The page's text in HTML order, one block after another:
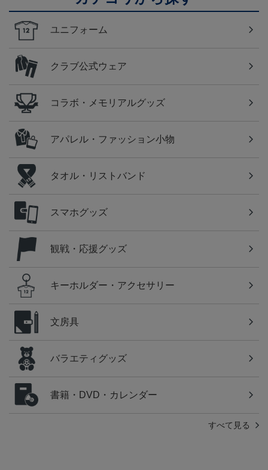
ユニフォーム
クラブ公式ウェア
コラボ・メモリアルグッズ
アパレル・ファッション小物
タオル・リストバンド
スマホグッズ
観戦・応援グッズ
キーホルダー・アクセサリー
文房具
バラエティグッズ
書籍・DVD・カレンダー
すべて見る